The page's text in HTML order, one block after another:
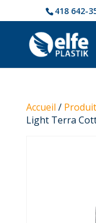
418 642-
Accueil /
Light Terra